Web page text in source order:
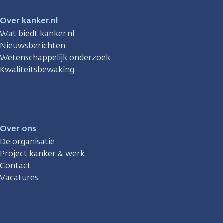
Over kanker.nl
Wat biedt kanker.nl
Nieuwsberichten
Wetenschappelijk onderzoek
Kwaliteitsbewaking
Over ons
De organisatie
Project kanker & werk
Contact
Vacatures